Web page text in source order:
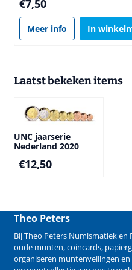
€7,50
Meer info In
Laatst bekeken items
UNC jaarserie
Nederland 2020
€12,50
Theo Peters
Bij Theo Peters Numismatiek
oude munten,coincards,
organiseren muntenveilingen en